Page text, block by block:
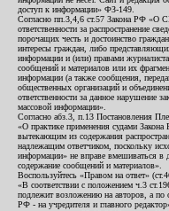
доступ к информации» ФЗ-149.
Согласно пп.3,4,6 ст.57 Закона РФ «О
ответственности за распространение
порочащих честь и достоинство
интересы граждан, либо
информации и (или) правами
сообщений и материалов или их
информации (а также сообщения,
общественных организаций и
ответственности за данное нарушение
массовой информации».
Согласно абз.3, п.13 Постановления
«О практике применения судами
вытекающим из содержания
надлежащим ответчиком, поскольку
информации» не вправе вмешиваться в
содержание сообщений и материалов».
Воспользуйтесь «Правом на ответ»
«В соответствии с положением ч.3
подлежит возложению на авторов, а
РФ - на учредителя и главного